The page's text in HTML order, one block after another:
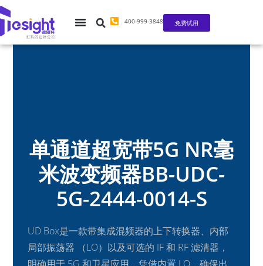
400-999-3848 免费试用
单通道超宽带5G NR毫
米波变频器BB-UDC-
5G-2444-0014-S
UD Box是一款带集成混频器的上下转换器、内部
局部振荡器 （LO）以及可选的 IF 和 RF 滤清器，